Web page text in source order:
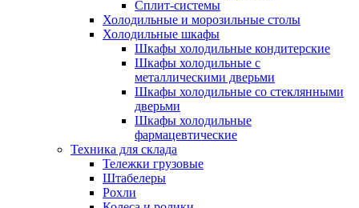
Сплит-системы
Холодильные и морозильные столы
Холодильные шкафы
Шкафы холодильные кондитерские
Шкафы холодильные с
металлическими дверьми
Шкафы холодильные со стеклянными
дверьми
Шкафы холодильные
фармацевтические
Техника для склада
Тележки грузовые
Штабелеры
Рохли